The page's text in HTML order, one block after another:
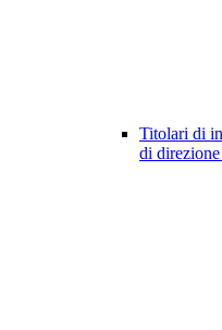
Titolari di
di